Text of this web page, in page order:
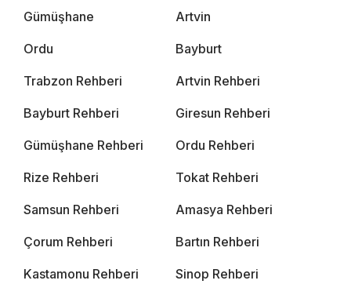
Gümüşhane Artvin
Ordu Bayburt
Trabzon Rehberi Artvin Rehberi
Bayburt Rehberi Giresun Rehberi
Gümüşhane Rehberi Ordu Rehberi
Rize Rehberi Tokat Rehberi
Samsun Rehberi Amasya Rehberi
Çorum Rehberi Bartın Rehberi
Kastamonu Rehberi Sinop Rehberi